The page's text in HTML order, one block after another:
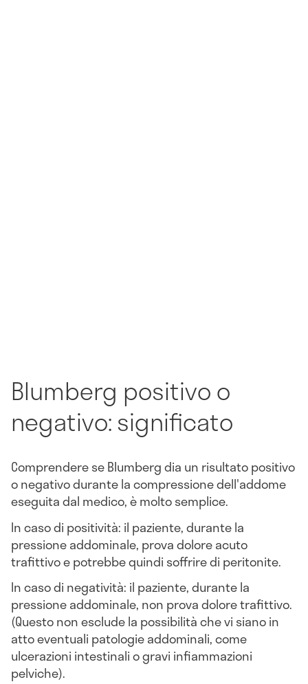
Blumberg positivo o
negativo: significato
Comprendere se Blumberg dia un risultato positivo
o negativo durante la compressione dell'addome
eseguita dal medico, è molto semplice.
In caso di positività: il paziente, durante la
pressione addominale, prova dolore acuto
trafittivo e potrebbe quindi soffrire di peritonite.
In caso di negatività: il paziente, durante la
pressione addominale, non prova dolore trafittivo.
(Questo non esclude la possibilità che vi siano in
atto eventuali patologie addominali, come
ulcerazioni intestinali o gravi infiammazioni
pelviche).